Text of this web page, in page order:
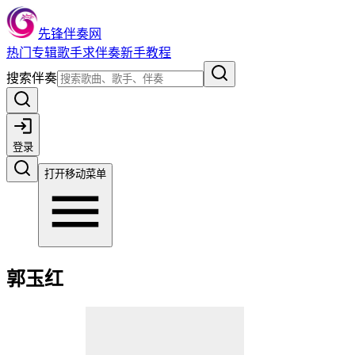
先锋伴奏网
热门 专辑歌手求伴奏新手教程
搜索伴奏
登录
打开移动菜单
郭玉红